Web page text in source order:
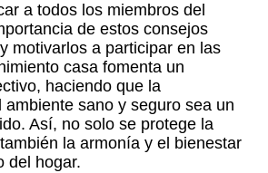
a todos los miembros del
de estos consejos
motivarlos a participar en las
casa fomenta un
haciendo que la
ambiente sano y seguro sea un
Así, no solo se protege la
la armonía y el bienestar
del hogar.